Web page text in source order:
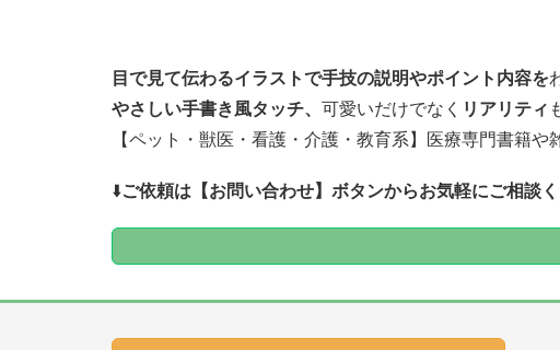
目で見て伝わるイラストで手技の説明やポイント内容を
やさしい手書き風タッチ、 可愛いだけでなく リアリティ
【ペット・獣医・看護・介護・教育系】医療専門書籍
⬇️ご依頼は【お問い合わせ】ボタンからお気軽にご相談く